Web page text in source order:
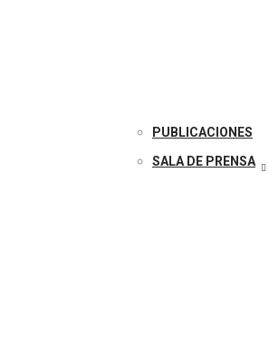
PUBLICACIONES
SALA DE PRENSA